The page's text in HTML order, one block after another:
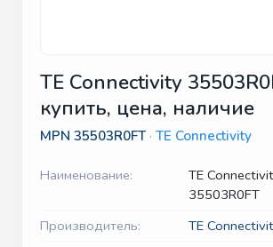
TE Connectivity
купить, цена, наличие
MPN 35503R0FT · TE Connectivity
Наименование:
TE
35503R0FT
Производитель:
TE